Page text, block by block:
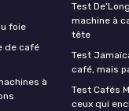
foie
de café
à
Test
machine à
tête
Test
café, mais
Test Cafés
ceux qui